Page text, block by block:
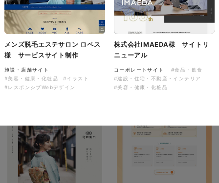
株式会社バスコフーズ様
FRUITFRUIT SNACK パッケ
ージデザイン
メンズ脱毛エステサロン ロペス
様 サービスサイト制作
施設・店舗サイト
#美容・健康・化粧品
#イラスト
#レスポンシブWebデザイン
株式会社IMAEDA様 サイトリ
ニューアル
コーポレートサイト
#食品・飲食
#建設・住宅・不動産・インテリア
#美容・健康・化粧品